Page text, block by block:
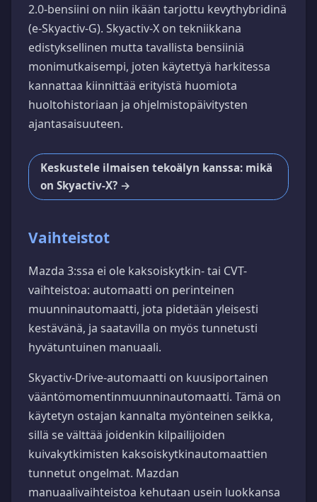
2.0-bensiini on niin ikään tarjottu kevythybridinä
(e-Skyactiv-G). Skyactiv-X on tekniikkana
edistyksellinen mutta tavallista bensiiniä
monimutkaisempi, joten käytettyä harkitessa
kannattaa kiinnittää erityistä huomiota
huoltohistoriaan ja ohjelmistopäivitysten
ajantasaisuuteen.
Keskustele ilmaisen tekoälyn kanssa: mikä
on Skyactiv-X? →
Vaihteistot
Mazda 3:ssa ei ole kaksoiskytkin- tai CVT-
vaihteistoa: automaatti on perinteinen
muunninautomaatti, jota pidetään yleisesti
kestävänä, ja saatavilla on myös tunnetusti
hyvätuntuinen manuaali.
Skyactiv-Drive-automaatti on kuusiportainen
vääntömomentinmuunninautomaatti. Tämä on
käytetyn ostajan kannalta myönteinen seikka,
sillä se välttää joidenkin kilpailijoiden
kuivakytkimisten kaksoiskytkinautomaattien
tunnetut ongelmat. Mazdan
manuaalivaihteistoa kehutaan usein luokkansa